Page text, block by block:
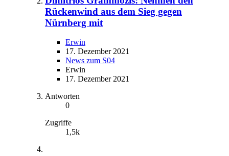
Rückenwind aus dem Sieg gegen
Nürnberg mit
Erwin
17. Dezember 2021
News zum S04
Erwin
17. Dezember 2021
Antworten
0
Zugriffe
1,5k